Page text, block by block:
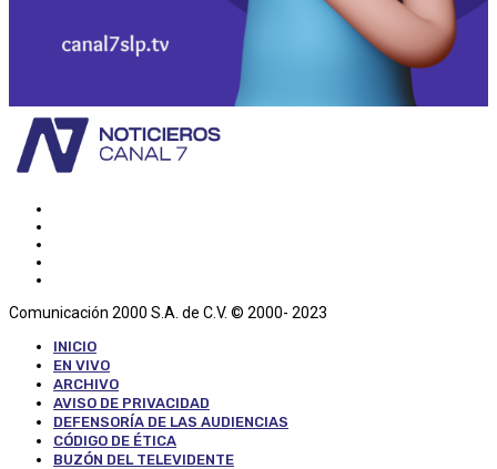
Comunicación 2000 S.A. de C.V. © 2000- 2023
INICIO
EN VIVO
ARCHIVO
AVISO DE PRIVACIDAD
DEFENSORÍA DE LAS AUDIENCIAS
CÓDIGO DE ÉTICA
BUZÓN DEL TELEVIDENTE